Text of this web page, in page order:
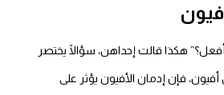
هكذا قالت إحداهن، سؤالًا يختصر
فإن إدمان الأفيون يؤثر على